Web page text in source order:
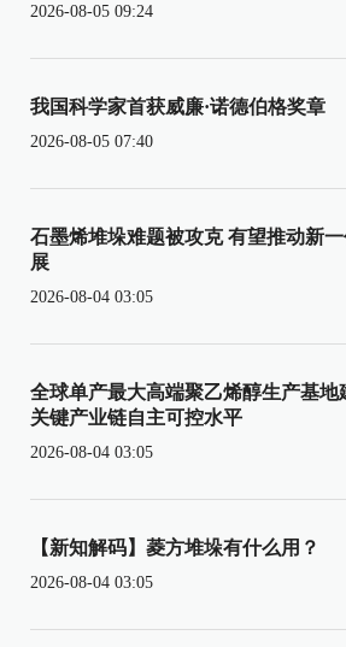
2026-08-05 09:24
我国科学家首获威廉·诺德伯格奖章
2026-08-05 07:40
石墨烯堆垛难题被攻克 有望推动新
展
2026-08-04 03:05
全球单产最大高端聚乙烯醇生产基地
关键产业链自主可控水平
2026-08-04 03:05
【新知解码】菱方堆垛有什么用？
2026-08-04 03:05